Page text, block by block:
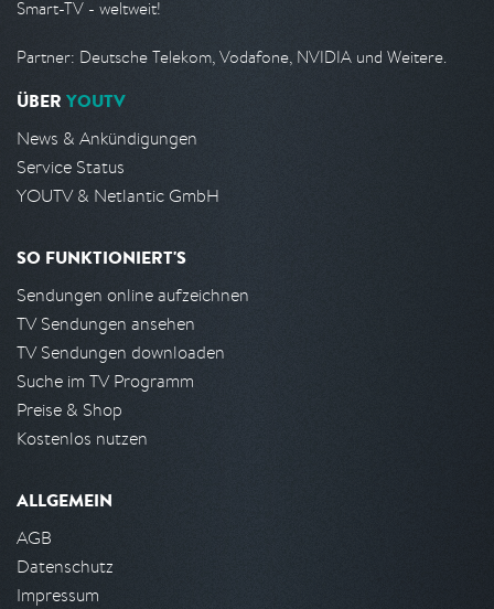
Smart-TV - weltweit!
Partner: Deutsche Telekom, Vodafone, NVIDIA und Weitere.
ÜBER YOUTV
News & Ankündigungen
Service Status
YOUTV & Netlantic GmbH
SO FUNKTIONIERT'S
Sendungen online aufzeichnen
TV Sendungen ansehen
TV Sendungen downloaden
Suche im TV Programm
Preise & Shop
Kostenlos nutzen
ALLGEMEIN
AGB
Datenschutz
Impressum